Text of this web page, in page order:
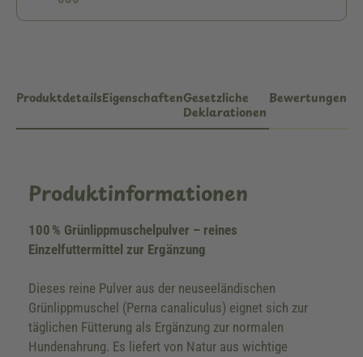
ProduktdetailsEigenschaftenGesetzliche
Deklarationen
Bewertungen
Produktinformationen
100 % Grünlippmuschelpulver – reines
Einzelfuttermittel zur Ergänzung
Dieses reine Pulver aus der neuseeländischen
Grünlippmuschel (Perna canaliculus) eignet sich zur
täglichen Fütterung als Ergänzung zur normalen
Hundenahrung. Es liefert von Natur aus wichtige